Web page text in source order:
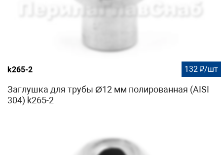
k265-2 132 ₽/шт
Заглушка для трубы Ø12 мм полированная (AISI
304) k265-2